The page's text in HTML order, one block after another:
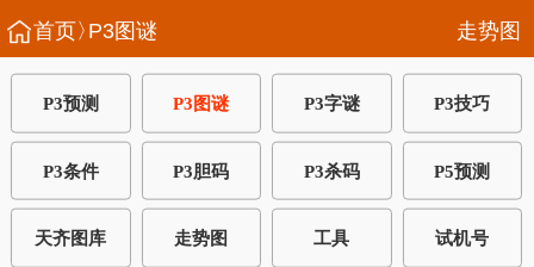
首页〉P3图谜 走势图
P3预测 P3图谜 P3字谜 P3技巧
P3条件 P3胆码 P3杀码 P5预测
天齐图库 走势图 工具 试机号